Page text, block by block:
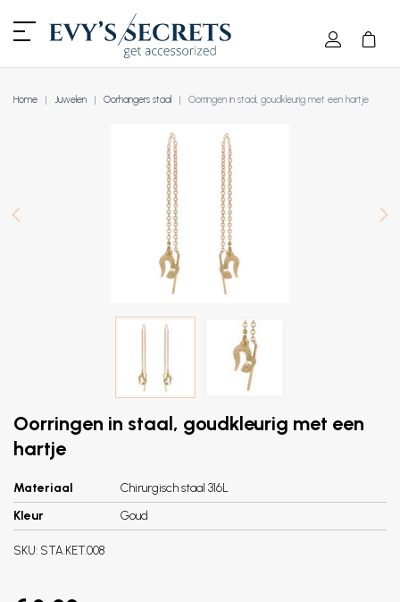
Home Juwelen Oorhangers staal Oorringen in staal, goudkleurig met een hartje
Oorringen in staal, goudkleurig met een
hartje
Materiaal
Chirurgisch staal 316L
Kleur
Goud
SKU: STA.KET.008